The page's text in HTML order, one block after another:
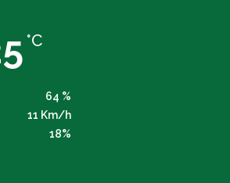
°C
64 %
11 Km/h
18%